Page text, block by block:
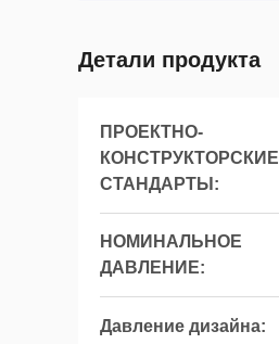
Детали продукта
ПРОЕКТНО-
КОНСТРУКТОРСКИЕ
СТАНДАРТЫ:
НОМИНАЛЬНОЕ
ДАВЛЕНИЕ:
Давление дизайна: